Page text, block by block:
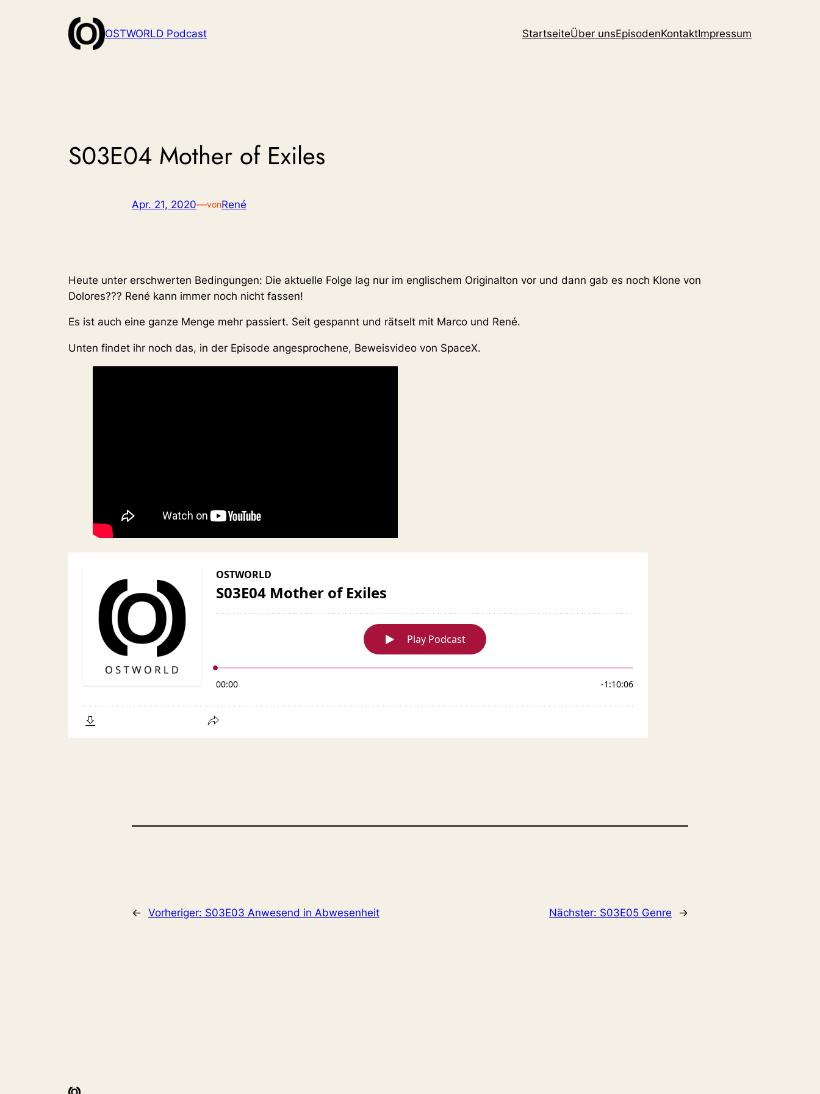
OSTWORLD Podcast StartseiteÜber unsEpisodenKontaktImpressum
S03E04 Mother of Exiles
Apr. 21, 2020—vonRené
Heute unter erschwerten Bedingungen: Die aktuelle Folge lag nur im englischem Originalton vor und dann gab es noch Klone von
Dolores??? René kann immer noch nicht fassen!
Es ist auch eine ganze Menge mehr passiert. Seit gespannt und rätselt mit Marco und René.
Unten findet ihr noch das, in der Episode angesprochene, Beweisvideo von SpaceX.
← Vorheriger: S03E03 Anwesend in Abwesenheit Nächster: S03E05 Genre →